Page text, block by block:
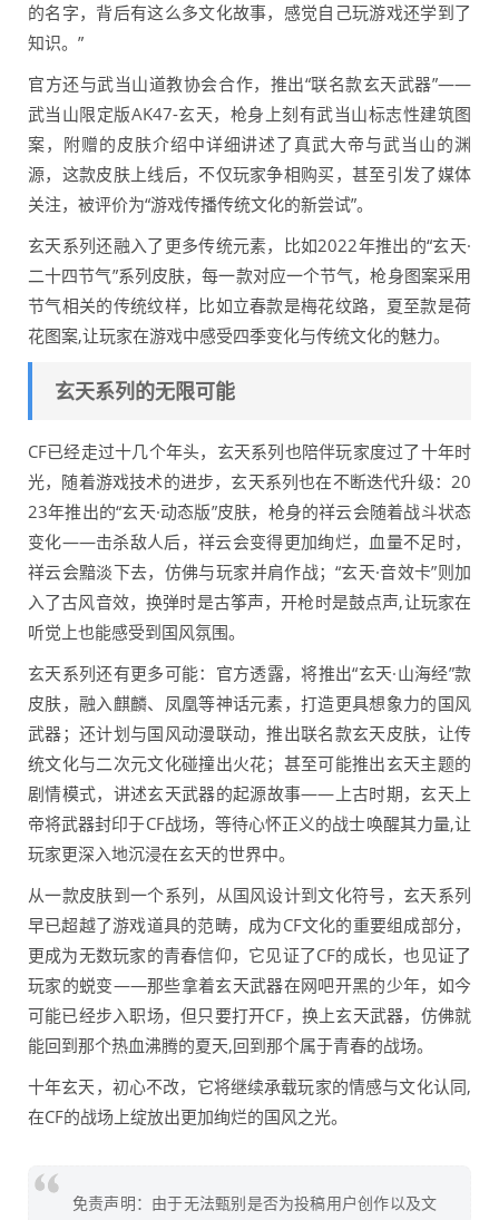
的名字，背后有这么多文化故事，感觉自己玩游戏还学到了
知识。”
官方还与武当山道教协会合作，推出“联名款玄天武器”——
武当山限定版AK47-玄天，枪身上刻有武当山标志性建筑图
案，附赠的皮肤介绍中详细讲述了真武大帝与武当山的渊
源，这款皮肤上线后，不仅玩家争相购买，甚至引发了媒体
关注，被评价为“游戏传播传统文化的新尝试”。
玄天系列还融入了更多传统元素，比如2022年推出的“玄天·
二十四节气”系列皮肤，每一款对应一个节气，枪身图案采用
节气相关的传统纹样，比如立春款是梅花纹路，夏至款是荷
花图案,让玩家在游戏中感受四季变化与传统文化的魅力。
玄天系列的无限可能
CF已经走过十几个年头，玄天系列也陪伴玩家度过了十年时
光，随着游戏技术的进步，玄天系列也在不断迭代升级：20
23年推出的“玄天·动态版”皮肤，枪身的祥云会随着战斗状态
变化——击杀敌人后，祥云会变得更加绚烂，血量不足时，
祥云会黯淡下去，仿佛与玩家并肩作战；“玄天·音效卡”则加
入了古风音效，换弹时是古筝声，开枪时是鼓点声,让玩家在
听觉上也能感受到国风氛围。
玄天系列还有更多可能：官方透露，将推出“玄天·山海经”款
皮肤，融入麒麟、凤凰等神话元素，打造更具想象力的国风
武器；还计划与国风动漫联动，推出联名款玄天皮肤，让传
统文化与二次元文化碰撞出火花；甚至可能推出玄天主题的
剧情模式，讲述玄天武器的起源故事——上古时期，玄天上
帝将武器封印于CF战场，等待心怀正义的战士唤醒其力量,让
玩家更深入地沉浸在玄天的世界中。
从一款皮肤到一个系列，从国风设计到文化符号，玄天系列
早已超越了游戏道具的范畴，成为CF文化的重要组成部分，
更成为无数玩家的青春信仰，它见证了CF的成长，也见证了
玩家的蜕变——那些拿着玄天武器在网吧开黑的少年，如今
可能已经步入职场，但只要打开CF，换上玄天武器，仿佛就
能回到那个热血沸腾的夏天,回到那个属于青春的战场。
十年玄天，初心不改，它将继续承载玩家的情感与文化认同,
在CF的战场上绽放出更加绚烂的国风之光。
免责声明：由于无法甄别是否为投稿用户创作以及文